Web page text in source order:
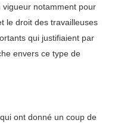
notamment pour
le droit des travailleuses
qui justifiaient par
envers ce type de
ont donné un coup de